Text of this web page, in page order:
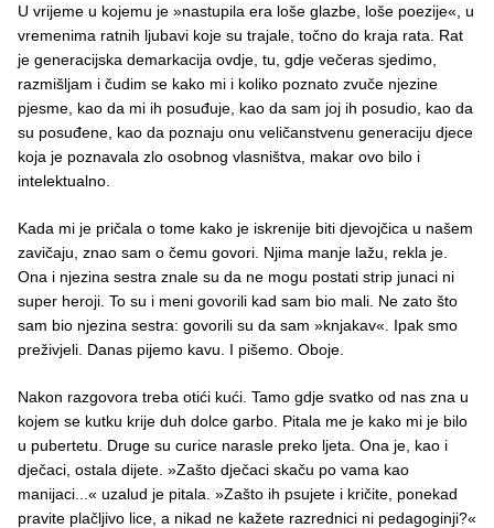
U vrijeme u kojemu je »nastupila era loše glazbe, loše poezije«, u
vremenima ratnih ljubavi koje su trajale, točno do kraja rata. Rat
je generacijska demarkacija ovdje, tu, gdje večeras sjedimo,
razmišljam i čudim se kako mi i koliko poznato zvuče njezine
pjesme, kao da mi ih posuđuje, kao da sam joj ih posudio, kao da
su posuđene, kao da poznaju onu veličanstvenu generaciju djece
koja je poznavala zlo osobnog vlasništva, makar ovo bilo i
intelektualno.
Kada mi je pričala o tome kako je iskrenije biti djevojčica u našem
zavičaju, znao sam o čemu govori. Njima manje lažu, rekla je.
Ona i njezina sestra znale su da ne mogu postati strip junaci ni
super heroji. To su i meni govorili kad sam bio mali. Ne zato što
sam bio njezina sestra: govorili su da sam »knjakav«. Ipak smo
preživjeli. Danas pijemo kavu. I pišemo. Oboje.
Nakon razgovora treba otići kući. Tamo gdje svatko od nas zna u
kojem se kutku krije duh dolce garbo. Pitala me je kako mi je bilo
u pubertetu. Druge su curice narasle preko ljeta. Ona je, kao i
dječaci, ostala dijete. »Zašto dječaci skaču po vama kao
manijaci...« uzalud je pitala. »Zašto ih psujete i kričite, ponekad
pravite plačljivo lice, a nikad ne kažete razrednici ni pedagoginji?«